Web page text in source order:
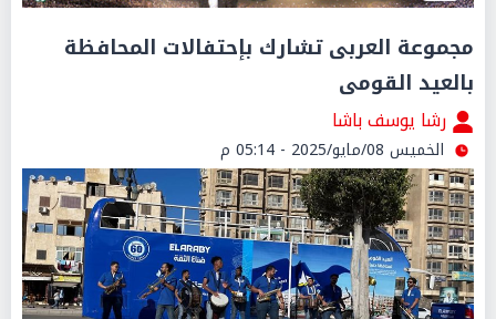
مجموعة العربى تشارك بإحتفالات المحافظة
بالعيد القومى
رشا يوسف باشا
الخميس 08/مايو/2025 - 05:14 م